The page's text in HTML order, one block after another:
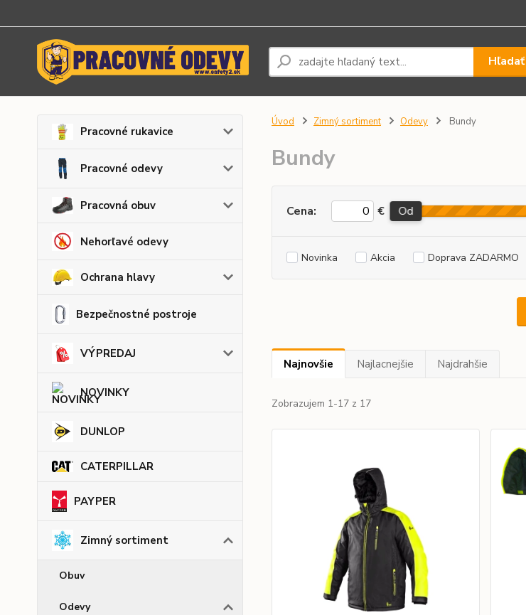
Hľadať
Pracovné rukavice
Pracovné odevy
Pracovná obuv
Nehorľavé odevy
Ochrana hlavy
Bezpečnostné postroje
VÝPREDAJ
NOVINKY
DUNLOP
CATERPILLAR
PAYPER
Zimný sortiment
Obuv
Odevy
Úvod Zimný sortiment Odevy Bundy
Bundy
Cena: € Od
Novinka Akcia Doprava ZADARMO
Najnovšie Najlacnejšie Najdrahšie
Zobrazujem 1-17 z 17